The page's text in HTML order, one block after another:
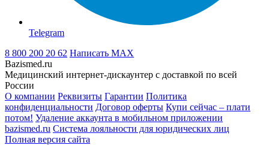
Telegram
8 800 200 20 62 Написать MAX
Bazismed.ru
Медицинский интернет-дискаунтер с доставкой по всей
России
О компании Реквизиты Гарантии Политика
конфиденциальности Договор оферты Купи сейчас – плати
потом! Удаление аккаунта в мобильном приложении
bazismed.ru Система лояльности для юридических лиц
Полная версия сайта